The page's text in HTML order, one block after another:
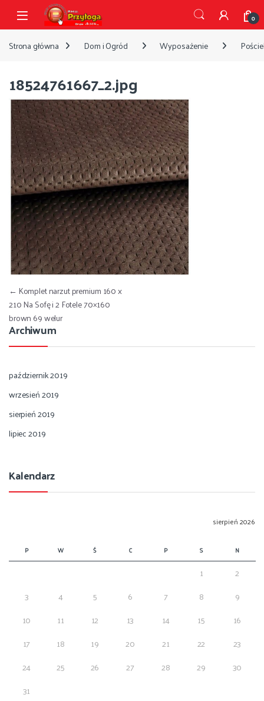
Przejdź do nawigacji
Przejdź do treści
Open 0
Strona główna Dom i Ogród Wyposażenie
18524761667_2.jpg
Nawigacja wpisu
← Komplet narzut premium 160 x
210 Na Sofę i 2 Fotele 70×160
brown 69 welur
Archiwum
październik 2019
wrzesień 2019
sierpień 2019
lipiec 2019
Kalendarz
sierpień 2026
P W Ś C P S N
1
2
3
4 5 6 7 8
9
10
11 12 13 14 15
16
17
18 19 20 21 22
23
24
25 26 27 28 29
30
31